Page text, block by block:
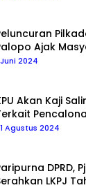
Ajak
Damai
Juni 2024
Akan Kaji
Agustus 2024
DPRD,
LKPJ